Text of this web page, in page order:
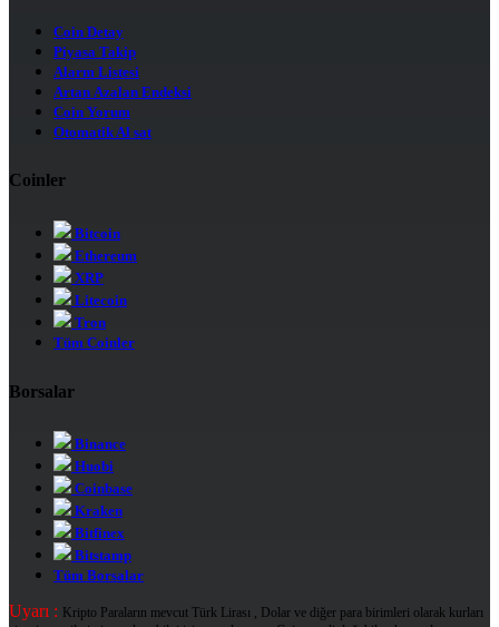
Coin Detay
Piyasa Takip
Alarm Listesi
Artan Azalan Endeksi
Coin Yorum
Otomatik Al sat
Coinler
Bitcoin
Ethereum
XRP
Litecoin
Tron
Tüm Coinler
Borsalar
Binance
Huobi
Coinbase
Kraken
Bitfinex
Bitstamp
Tüm Borsalar
Uyarı : Kripto Paraların mevcut Türk Lirası , Dolar ve diğer para birimleri olarak kurları